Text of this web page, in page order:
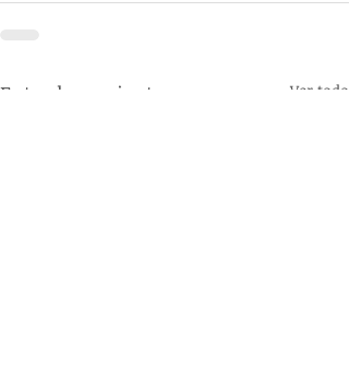
Entradas recientes Ver todo